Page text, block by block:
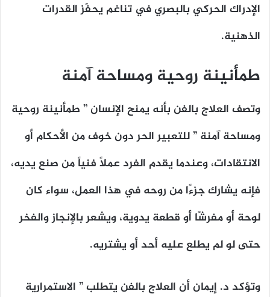
الإدراك الحركي بالبصري في تناغم يحفّز القدرات
الذهنية.
طمأنينة روحية ومساحة آمنة
وتصف العلاج بالفن بأنه يمنح الإنسان ” طمأنينة روحية
ومساحة آمنة ” للتعبير الحر دون خوف من الأحكام أو
الانتقادات، وعندما يقدم الفرد عملاً فنياً من صنع يديه،
فإنه يشارك جزءًا من روحه في هذا العمل، سواء كان
لوحة أو مفرشًا أو قطعة يدوية، ويشعر بالإنجاز والفخر
حتى لو لم يطلع عليه أحد أو يشتريه.
وتؤكد د. إيمان أن العلاج بالفن يتطلب ” الاستمرارية